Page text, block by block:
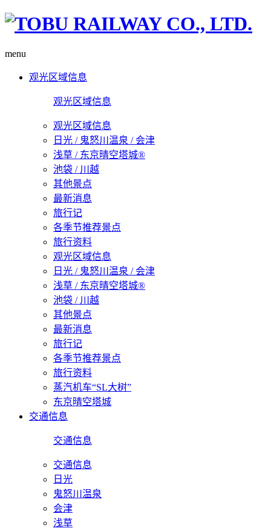
menu
观光区域信息
观光区域信息
观光区域信息
日光 / 鬼怒川温泉 / 会津
浅草 / 东京晴空塔城®
池袋 / 川越
其他景点
最新消息
旅行记
各季节推荐景点
旅行资料
观光区域信息
日光 / 鬼怒川温泉 / 会津
浅草 / 东京晴空塔城®
池袋 / 川越
其他景点
最新消息
旅行记
各季节推荐景点
旅行资料
蒸汽机车“SL大树”
东京晴空塔城
交通信息
交通信息
交通信息
日光
鬼怒川温泉
会津
浅草